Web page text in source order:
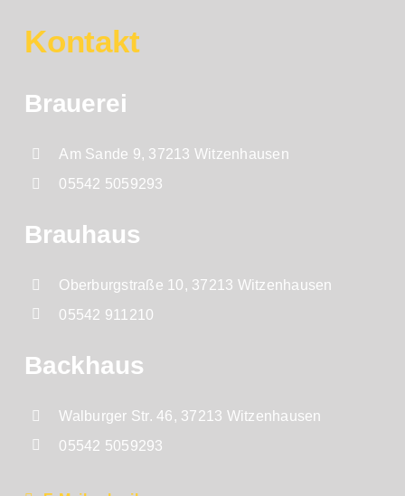
Kontakt
Brauerei
Am Sande 9, 37213 Witzenhausen
05542 5059293
Brauhaus
Oberburgstraße 10, 37213 Witzenhausen
05542 911210
Backhaus
Walburger Str. 46, 37213 Witzenhausen
05542 5059293